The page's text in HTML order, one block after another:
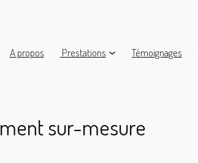
A propos Prestations Témoignages
sur-mesure